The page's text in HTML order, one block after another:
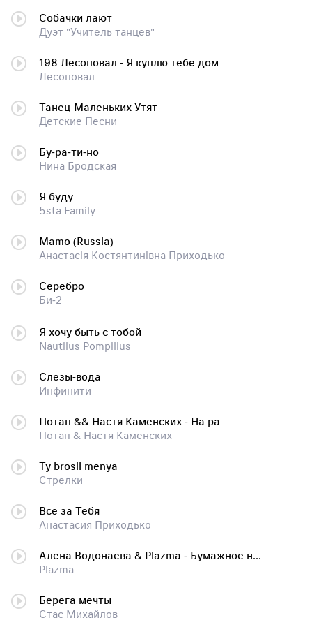
Собачки лают
Дуэт "Учитель танцев"
198 Лесоповал - Я куплю тебе дом
Лесоповал
Танец Маленьких Утят
Детские Песни
Бу-ра-ти-но
Нина Бродская
Я буду
5sta Family
Mamo (Russia)
Анастасія Костянтинівна Приходько
Серебро
Би-2
Я хочу быть с тобой
Nautilus Pompilius
Слезы-вода
Инфинити
Потап && Настя Каменских - На ра
Потап & Настя Каменских
Ty brosil menya
Стрелки
Все за Тебя
Анастасия Приходько
Алена Водонаева & Plazma - Бумажное небо
Plazma
Берега мечты
Стас Михайлов